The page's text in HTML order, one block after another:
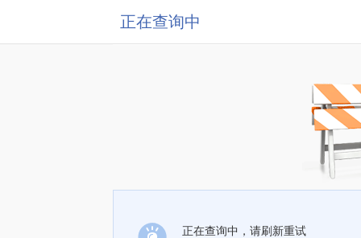
正在查询中
正在查询中，请刷新重试